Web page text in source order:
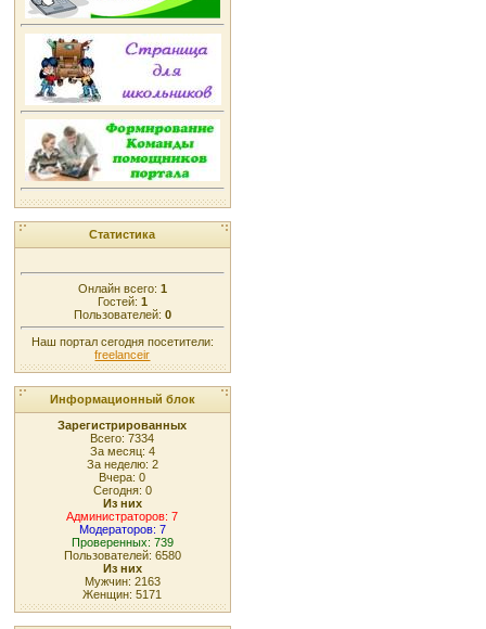
Статистика
Онлайн всего: 1
Гостей: 1
Пользователей: 0
Наш портал сегодня посетители:
freelanceir
Информационный блок
Зарегистрированных
Всего: 7334
За месяц: 4
За неделю: 2
Вчера: 0
Сегодня: 0
Из них
Администраторов: 7
Модераторов: 7
Проверенных: 739
Пользователей: 6580
Из них
Мужчин: 2163
Женщин: 5171